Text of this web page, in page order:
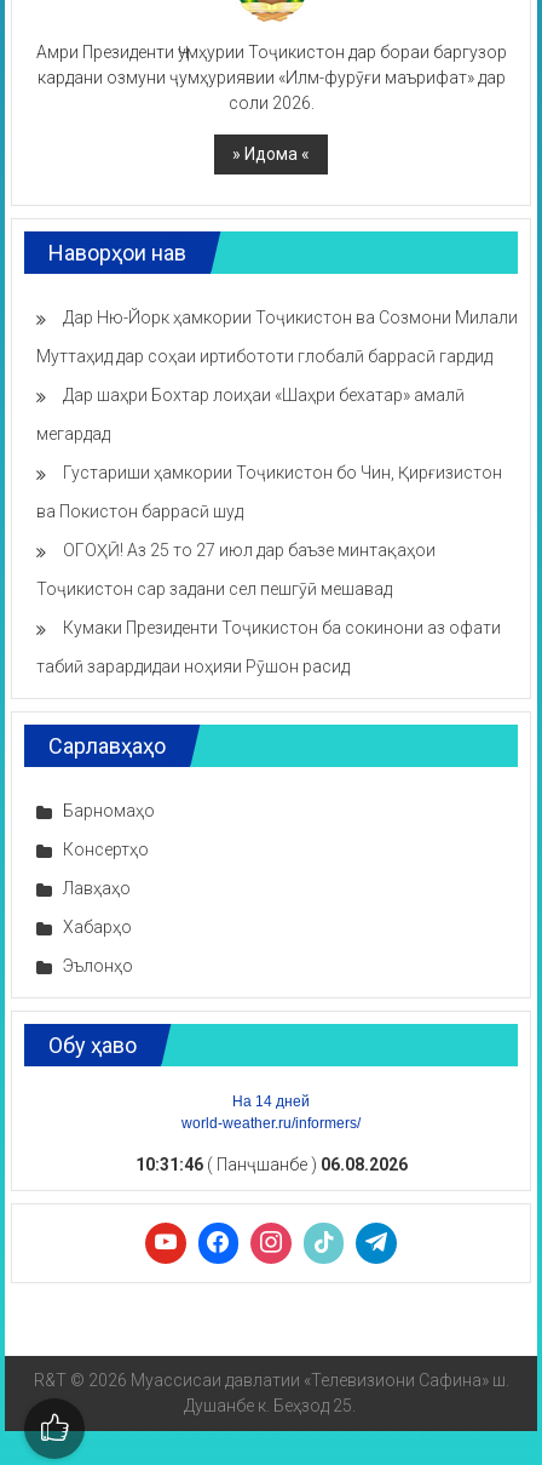
Амри Президенти Ҷумҳурии Тоҷикистон дар бораи баргузор
кардани озмуни ҷумҳуриявии «Илм-фурӯғи маърифат» дар
соли 2026.
Наворҳои нав
Дар Ню-Йорк ҳамкории Тоҷикистон ва Созмони Милали
Муттаҳид дар соҳаи иртибототи глобалӣ баррасӣ гардид
Дар шаҳри Бохтар лоиҳаи «Шаҳри бехатар» амалӣ
мегардад
Густариши ҳамкории Тоҷикистон бо Чин, Қирғизистон
ва Покистон баррасӣ шуд
ОГОҲӢ! Аз 25 то 27 июл дар баъзе минтақаҳои
Тоҷикистон сар задани сел пешгӯӣ мешавад
Кумаки Президенти Тоҷикистон ба сокинони аз офати
табиӣ зарардидаи ноҳияи Рӯшон расид
Сарлавҳаҳо
Барномаҳо
Консертҳо
Лавҳаҳо
Хабарҳо
Эълонҳо
Обу ҳаво
На 14 дней
world-weather.ru/informers/
10:31:46( Панҷшанбе ) 06.08.2026
R&T © 2026 Муассисаи давлатии «Телевизиони Сафина» ш.
Душанбе к. Беҳзод 25.